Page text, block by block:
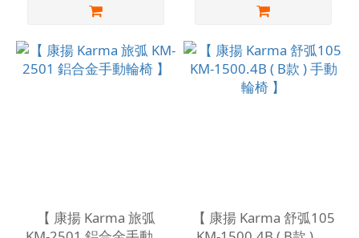
【 康揚 Karma 旅弧
【 康揚 Karma 舒弧105